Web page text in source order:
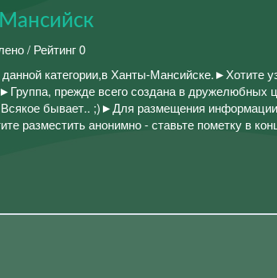
/ Рейтинг 0
категории,в Ханты-Мансийске.►Хотите
прежде всего создана в дружелюбных
бывает.. ;)►Для размещения
разместить анонимно - ставьте пометку в